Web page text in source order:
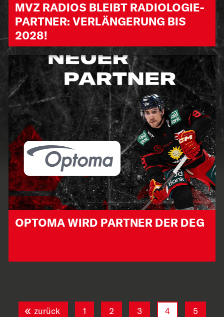
MVZ RADIOS BLEIBT RADIOLOGIE-
PARTNER: VERLÄNGERUNG BIS
2028!
OPTOMA WIRD PARTNER DER DEG
zurück 1 2 3 4 5